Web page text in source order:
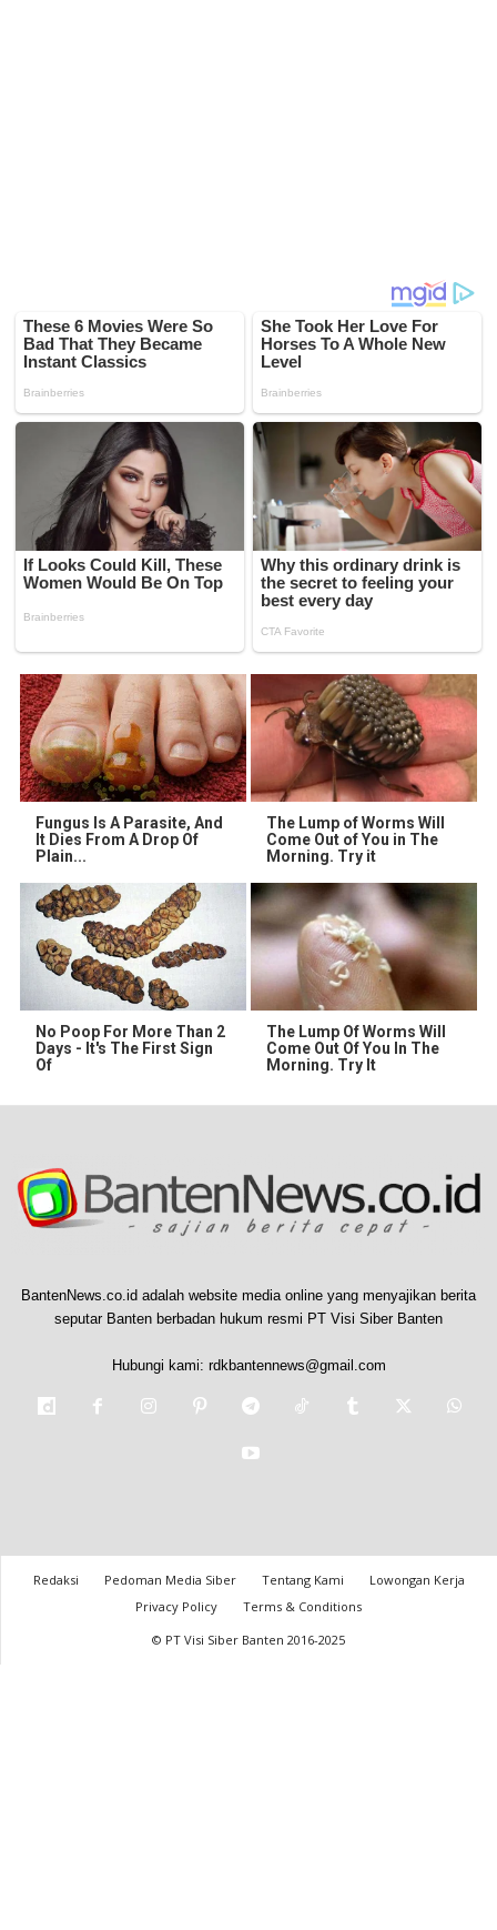
Fungus Is A Parasite, And
It Dies From A Drop Of
Plain...
The Lump of Worms Will
Come Out of You in The
Morning. Try it
No Poop For More Than 2
Days - It's The First Sign
Of
The Lump Of Worms Will
Come Out Of You In The
Morning. Try It
BantenNews.co.id adalah website media online yang menyajikan berita
seputar Banten berbadan hukum resmi PT Visi Siber Banten
Hubungi kami: rdkbantennews@gmail.com
Redaksi Pedoman Media Siber Tentang Kami
Lowongan Kerja
Privacy Policy
Terms & Conditions
© PT Visi Siber Banten 2016-2025